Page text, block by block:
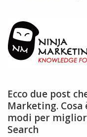
Ecco due post
Marketing. Cosa
modi per
Search